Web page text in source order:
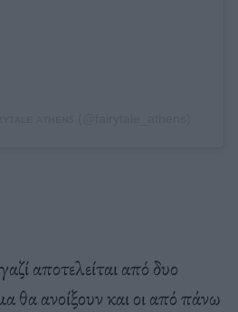
αποτελείται από δυο
θα ανοίξουν και οι από πάνω